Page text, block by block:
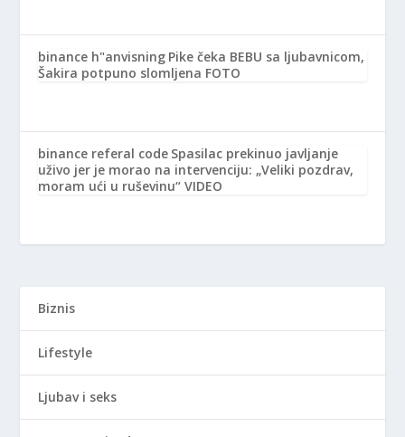
binance h"anvisning Pike čeka BEBU sa ljubavnicom,
Šakira potpuno slomljena FOTO
binance referal code Spasilac prekinuo javljanje
uživo jer je morao na intervenciju: „Veliki pozdrav,
moram ući u ruševinu“ VIDEO
Biznis
Lifestyle
Ljubav i seks